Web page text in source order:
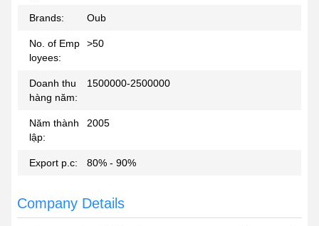
Brands: Oub
No. of Emp
loyees:
>50
Doanh thu
hàng năm:
1500000-2500000
Năm thành
lập:
2005
Export p.c: 80% - 90%
Company Details